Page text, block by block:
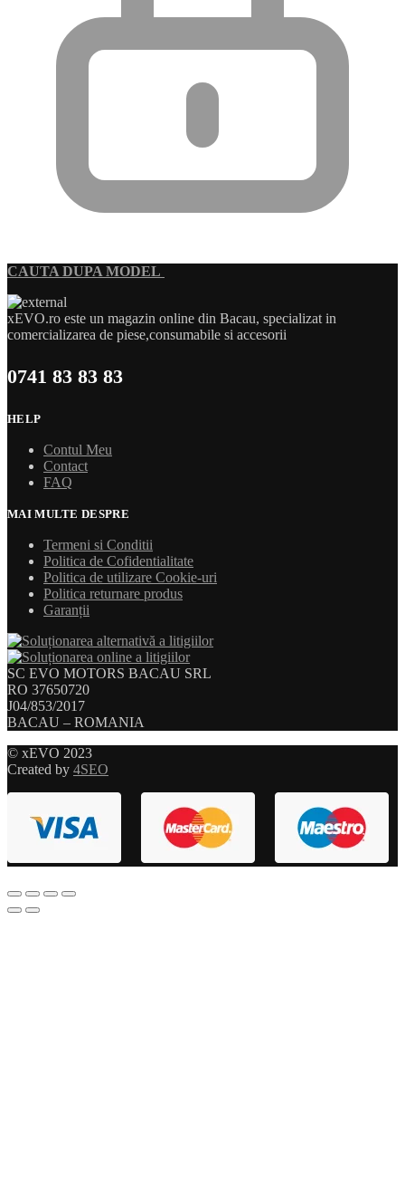
CAUTA DUPA MODEL
xEVO.ro este un magazin online din Bacau, specializat in
comercializarea de piese,consumabile si accesorii
0741 83 83 83
HELP
Contul Meu
Contact
FAQ
MAI MULTE DESPRE
Termeni si Conditii
Politica de Cofidentialitate
Politica de utilizare Cookie-uri
Politica returnare produs
Garanții
SC EVO MOTORS BACAU SRL
RO 37650720
J04/853/2017
BACAU – ROMANIA
© xEVO 2023
Created by 4SEO